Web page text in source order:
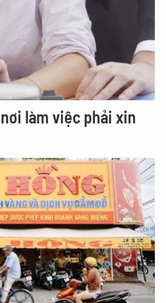
làm việc phải xin